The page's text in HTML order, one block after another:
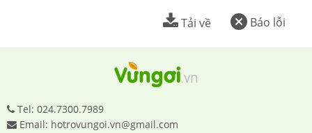
Báo lỗi
Tải về
Tel: 024.7300.7989
Email: hotrovungoi.vn@gmail.com